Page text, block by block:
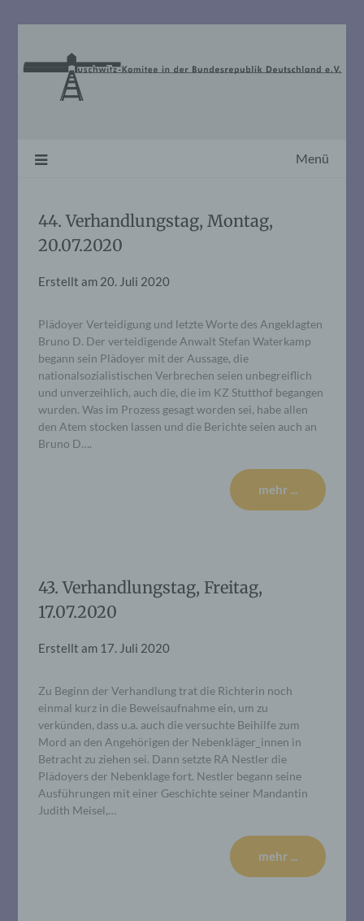
Menü
44. Verhandlungstag, Montag,
20.07.2020
Erstellt am 20. Juli 2020
Plädoyer Verteidigung und letzte Worte des Angeklagten
Bruno D. Der verteidigende Anwalt Stefan Waterkamp
begann sein Plädoyer mit der Aussage, die
nationalsozialistischen Verbrechen seien unbegreiflich
und unverzeihlich, auch die, die im KZ Stutthof begangen
wurden. Was im Prozess gesagt worden sei, habe allen
den Atem stocken lassen und die Berichte seien auch an
Bruno D….
mehr ...
43. Verhandlungstag, Freitag,
17.07.2020
Erstellt am 17. Juli 2020
Zu Beginn der Verhandlung trat die Richterin noch
einmal kurz in die Beweisaufnahme ein, um zu
verkünden, dass u.a. auch die versuchte Beihilfe zum
Mord an den Angehörigen der Nebenkläger_innen in
Betracht zu ziehen sei. Dann setzte RA Nestler die
Plädoyers der Nebenklage fort. Nestler begann seine
Ausführungen mit einer Geschichte seiner Mandantin
Judith Meisel,…
mehr ...